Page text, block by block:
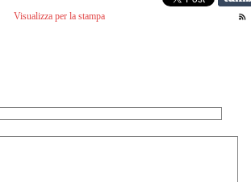
Visualizza per la stampa